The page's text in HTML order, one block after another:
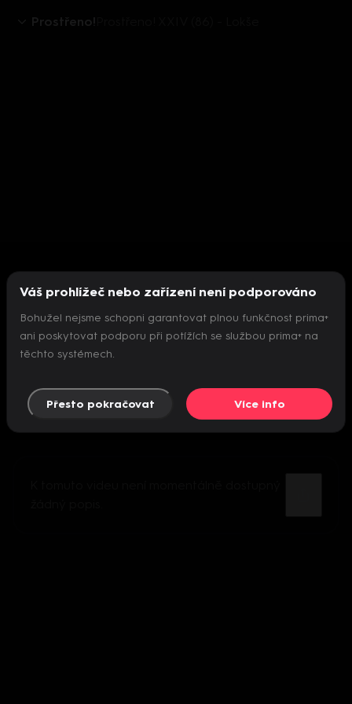
Prostřeno!
Nepodařilo se inicializovat přehrávač
Váš prohlížeč nebo zařízení není podporováno
Bohužel nejsme schopni garantovat plnou funkčnost prima+
ani poskytovat podporu při potížích se službou prima+ na
těchto systémech.
Přesto pokračovat Více info